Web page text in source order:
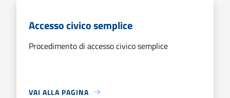
Accesso civico semplice
Procedimento di accesso civico semplice
VAI ALLA PAGINA